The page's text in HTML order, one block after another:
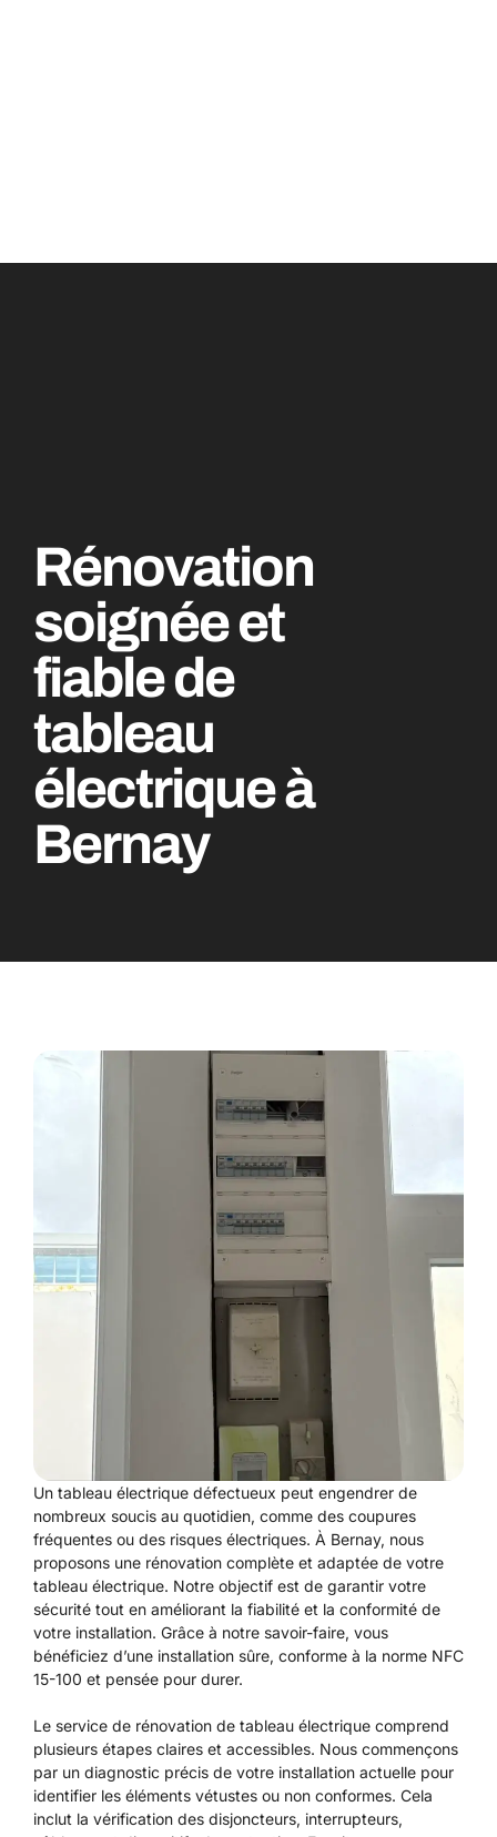
Rénovation
soignée et
fiable de
tableau
électrique à
Bernay
Un tableau électrique défectueux peut engendrer de
nombreux soucis au quotidien, comme des coupures
fréquentes ou des risques électriques. À Bernay, nous
proposons une rénovation complète et adaptée de votre
tableau électrique. Notre objectif est de garantir votre
sécurité tout en améliorant la fiabilité et la conformité de
votre installation. Grâce à notre savoir-faire, vous
bénéficiez d’une installation sûre, conforme à la norme NFC
15-100 et pensée pour durer.
Le service de rénovation de tableau électrique comprend
plusieurs étapes claires et accessibles. Nous commençons
par un diagnostic précis de votre installation actuelle pour
identifier les éléments vétustes ou non conformes. Cela
inclut la vérification des disjoncteurs, interrupteurs,